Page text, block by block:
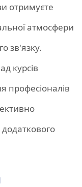
отримуєте
атмосфери
зв'язку.
курсів
професіоналів